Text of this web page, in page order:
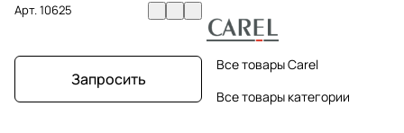
Арт.10625
Запросить
Все товары Carel
Все товары категории